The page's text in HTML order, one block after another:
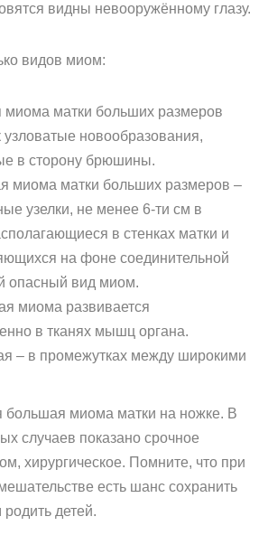
видны невооружённому глазу.
видов миом:
миома матки больших размеров
узловатые новообразования,
в сторону брюшины.
миома матки больших размеров –
узелки, не менее 6-ти см в
в стенках матки и
на фоне соединительной
опасный вид миом.
миома развивается
в тканях мышц органа.
– в промежутках между широкими
большая миома матки на ножке. В
случаев показано срочное
хирургическое. Помните, что при
есть шанс сохранить
детей.